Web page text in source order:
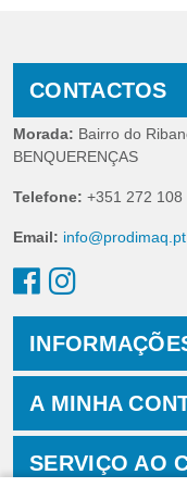
CONTACTOS
Morada: Bairro do
BENQUERENÇAS
Telefone: +351 272
Email: info@prodimaq.pt
A MINHA
SERVIÇO AO